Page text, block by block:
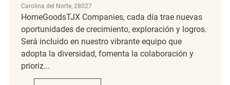
Carolina del Norte, 28027
HomeGoodsTJX Companies, cada día trae nuevas
oportunidades de crecimiento, exploración y logros.
Será incluido en nuestro vibrante equipo que
adopta la diversidad, fomenta la colaboración y
prioriz...